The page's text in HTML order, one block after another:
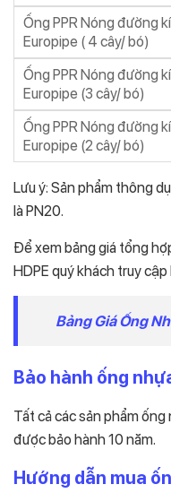
Ống PPR Nóng đường
Europipe ( 4 cây/ bó)
Ống PPR Nóng đường
Europipe (3 cây/ bó)
Ống PPR Nóng đường
Europipe (2 cây/ bó)
Lưu ý: Sản phẩm thông
là PN20.
Để xem bảng giá tổng
HDPE quý khách truy cập
Bảng Giá Ống
Bảo hành ống
Tất cả các sản phẩm
được bảo hành 10 năm.
Hướng dẫn mua